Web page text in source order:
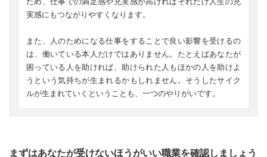
実感にもつながりやすくなります。
また、人のためになる仕事をすることで良い影響を受けるの
は、働いている本人だけではありません。たとえばあなたが
困っている人を助ければ、助けられた人もほかの人を助けよ
うという気持ちが生まれるかもしれません。そうしたサイク
ルが生まれていくということも、一つのやりがいです。
まずはあなたが受けないほうがいい職業を確認しましょう